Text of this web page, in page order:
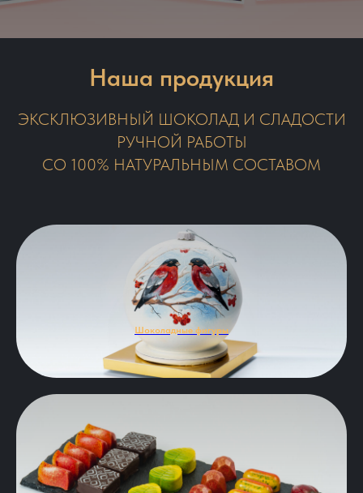
Наша продукция
ЭКСКЛЮЗИВНЫЙ ШОКОЛАД И СЛАДОСТИ
РУЧНОЙ РАБОТЫ
СО 100% НАТУРАЛЬНЫМ СОСТАВОМ
Шоколадные фигуры